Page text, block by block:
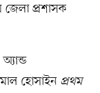
জেলা প্রশাসক
হোসাইন প্রথম